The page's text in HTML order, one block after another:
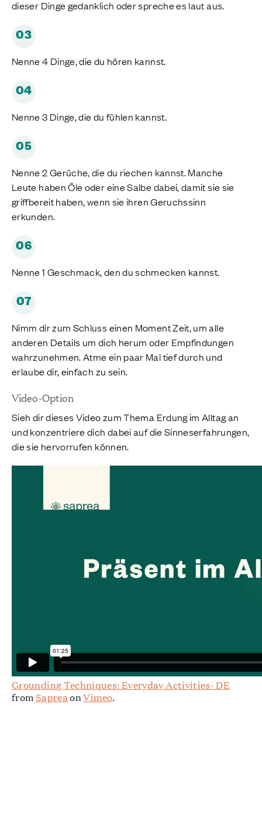
dieser Dinge gedanklich oder spreche es laut aus.
03
Nenne 4 Dinge, die du hören kannst.
04
Nenne 3 Dinge, die du fühlen kannst.
05
Nenne 2 Gerüche, die du riechen kannst. Manche
Leute haben Öle oder eine Salbe dabei, damit sie sie
griffbereit haben, wenn sie ihren Geruchssinn
erkunden.
06
Nenne 1 Geschmack, den du schmecken kannst.
07
Nimm dir zum Schluss einen Moment Zeit, um alle
anderen Details um dich herum oder Empfindungen
wahrzunehmen. Atme ein paar Mal tief durch und
erlaube dir, einfach zu sein.
Video-Option
Sieh dir dieses Video zum Thema Erdung im Alltag an
und konzentriere dich dabei auf die Sinneserfahrungen,
die sie hervorrufen können.
Grounding Techniques: Everyday Activities- DE
fromSapreaonVimeo.